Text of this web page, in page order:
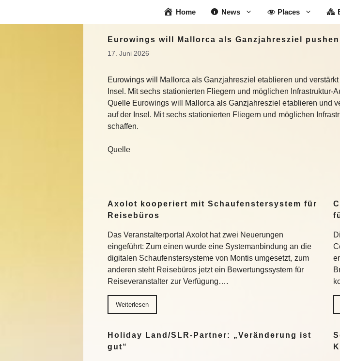
Home News Places
Eurowings will Mallorca als Ganzjahresziel pushen
17. Juni 2026
Eurowings will Mallorca als Ganzjahresziel etablieren und
Insel. Mit sechs stationierten Fliegern und möglichen
Quelle Eurowings will Mallorca als Ganzjahresziel etablieren und
auf der Insel. Mit sechs stationierten Fliegern und möglichen
schaffen.
Quelle
Axolot kooperiert mit Schaufenstersystem für
Reisebüros
Das Veranstalterportal Axolot hat zwei Neuerungen
eingeführt: Zum einen wurde eine Systemanbindung an die
digitalen Schaufenstersysteme von Montis umgesetzt, zum
anderen steht Reisebüros jetzt ein Bewertungssystem für
Reiseveranstalter zur Verfügung….
Weiterlesen
Holiday Land/SLR-Partner: „Veränderung ist
gut“